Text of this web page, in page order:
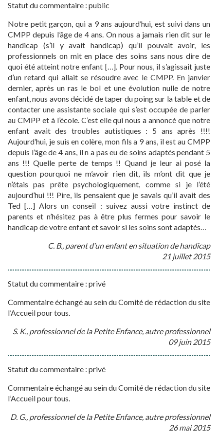
Statut du commentaire : public
Notre petit garçon, qui a 9 ans aujourd’hui, est suivi dans un
CMPP depuis l’âge de 4 ans. On nous a jamais rien dit sur le
handicap (s’il y avait handicap) qu’il pouvait avoir, les
professionnels on mit en place des soins sans nous dire de
quoi été atteint notre enfant […]. Pour nous, il s’agissait juste
d’un retard qui allait se résoudre avec le CMPP. En janvier
dernier, après un ras le bol et une évolution nulle de notre
enfant, nous avons décidé de taper du poing sur la table et de
contacter une assistante sociale qui s’est occupée de parler
au CMPP et à l’école. C’est elle qui nous a annoncé que notre
enfant avait des troubles autistiques : 5 ans après !!!!
Aujourd’hui, je suis en colère, mon fils a 9 ans, il est au CMPP
depuis l’âge de 4 ans, il n a pas eu de soins adaptés pendant 5
ans !!! Quelle perte de temps !! Quand je leur ai posé la
question pourquoi ne m’avoir rien dit, ils m’ont dit que je
n’étais pas prête psychologiquement, comme si je l’été
aujourd’hui !!! Pire, ils pensaient que je savais qu’il avait des
Ted […] Alors un conseil : suivez aussi votre instinct de
parents et n’hésitez pas à être plus fermes pour savoir le
handicap de votre enfant et savoir si les soins sont adaptés…
C. B., parent d’un enfant en situation de handicap
21 juillet 2015
Statut du commentaire : privé
Commentaire échangé au sein du Comité de rédaction du site
l’Accueil pour tous.
S. K., professionnel de la Petite Enfance, autre professionnel
09 juin 2015
Statut du commentaire : privé
Commentaire échangé au sein du Comité de rédaction du site
l’Accueil pour tous.
D. G., professionnel de la Petite Enfance, autre professionnel
26 mai 2015